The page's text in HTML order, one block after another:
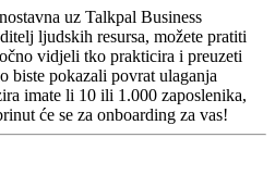
uz Talkpal Business
ljudskih resursa, možete pratiti
vidjeli tko prakticira i preuzeti
biste pokazali povrat ulaganja
imate li 10 ili 1.000 zaposlenika,
će se za onboarding za vas!